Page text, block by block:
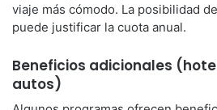
viaje más cómodo. La posibilidad
puede justificar la cuota anual.
Beneficios adicionales
autos)